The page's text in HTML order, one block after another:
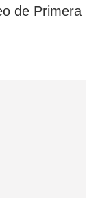
de Primera